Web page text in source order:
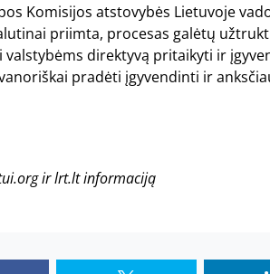
Komisijos atstovybės Lietuvoje
priimta, procesas galėtų
direktyvą pritaikyti ir
pradėti įgyvendinti ir
ir lrt.lt informaciją